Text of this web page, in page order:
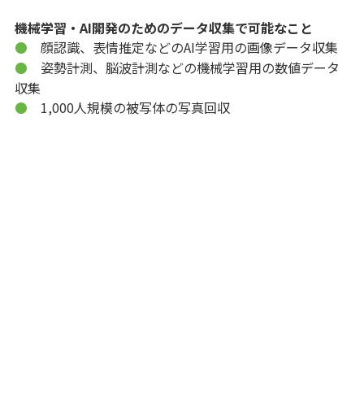
機械学習・AI開発のためのデータ収集で可能なこと
● 顔認識、表情推定などのAI学習用の画像データ収集
● 姿勢計測、脳波計測などの機械学習用の数値データ
収集
● 1,000人規模の被写体の写真回収